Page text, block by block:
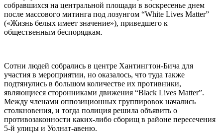
собравшихся на центральной площади в воскресенье днем
после массового митинга под лозунгом “White Lives Matter”
(«Жизнь белых имеет значение»), приведшего к
общественным беспорядкам.
Сотни людей собрались в центре Хантингтон-Бича для
участия в мероприятии, но оказалось, что туда также
подтянулись в большом количестве их противники,
являющиеся сторонниками движения “Black Lives Matter”.
Между членами оппозиционных группировок начались
столкновения, и тогда полиция решила объявить о
противозаконности каких-либо сборищ в районе пересечения
5-й улицы и Уолнат-авеню.